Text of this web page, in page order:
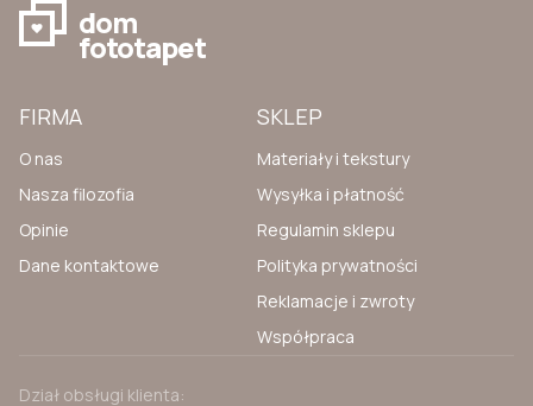
dom
fototapet
FIRMA
O nas
Nasza filozofia
Opinie
Dane kontaktowe
SKLEP
Materiały i tekstury
Wysyłka i płatność
Regulamin sklepu
Polityka prywatności
Reklamacje i zwroty
Współpraca
Dział obsługi klienta: